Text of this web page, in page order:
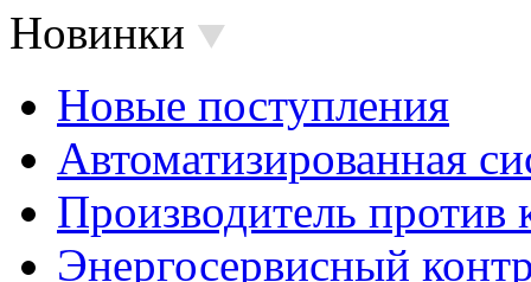
Новинки
Новые поступления
Автоматизированная
Производитель против
Энергосервисный